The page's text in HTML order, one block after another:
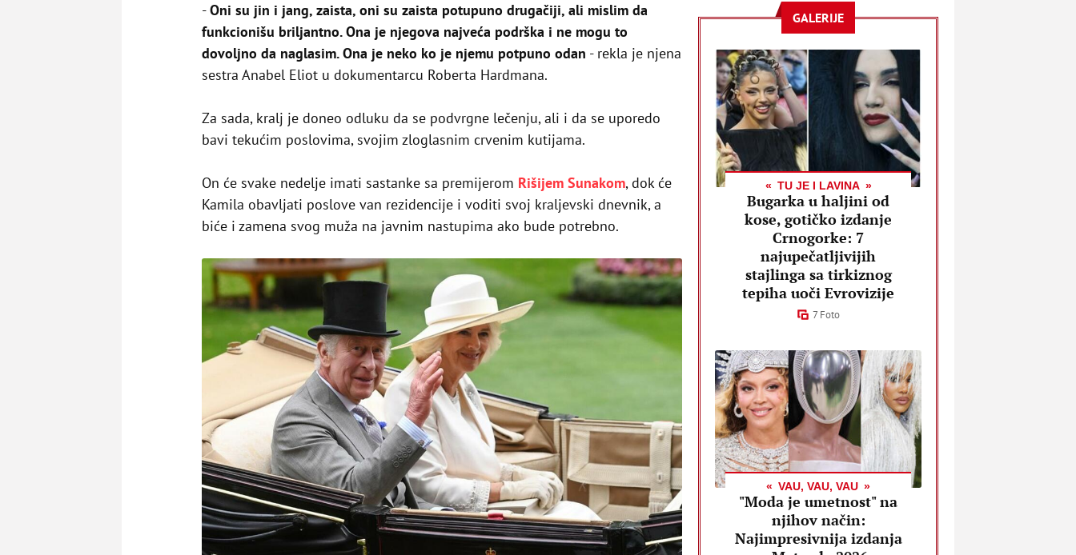
-Oni su jin i jang, zaista, oni su zaista potupuno drugačiji, ali mislim da
funkcionišu briljantno. Ona je njegova najveća podrška i ne mogu to
dovoljno da naglasim. Ona je neko ko je njemu potpuno odan - rekla je njena
sestra Anabel Eliot u dokumentarcu Roberta Hardmana.
Za sada, kralj je doneo odluku da se podvrgne lečenju, ali i da se uporedo
bavi tekućim poslovima, svojim zloglasnim crvenim kutijama.
On će svake nedelje imati sastanke sa premijerom Rišijem Sunakom, dok će
Kamila obavljati poslove van rezidencije i voditi svoj kraljevski dnevnik, a
biće i zamena svog muža na javnim nastupima ako bude potrebno.
GALERIJE
TU JE I LAVINA
Bugarka u haljini od
kose, gotičko izdanje
Crnogorke: 7
najupečatljivijih
stajlinga sa tirkiznog
tepiha uoči Evrovizije
7 Foto
VAU, VAU, VAU
"Moda je umetnost" na
njihov način:
Najimpresivnija izdanja